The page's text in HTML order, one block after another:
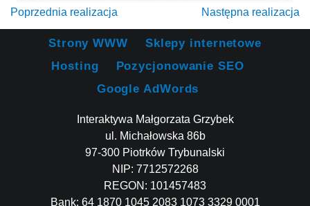
Poprzednia realizacja Następna realizacja
Strony WWW
Sklepy internetowe
Hosting
Pozycjonowanie SEO
Google AdWords
Interaktywa Małgorzata Grzybek
ul. Michałowska 86b
97-300 Piotrków Trybunalski
NIP: 7712572268
REGON: 101457483
Bank: 64 1870 1045 2083 1073 3329 0001